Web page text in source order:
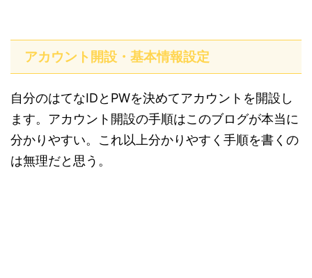
アカウント開設・基本情報設定
自分のはてなIDとPWを決めてアカウントを開設し
ます。アカウント開設の手順はこのブログが本当に
分かりやすい。これ以上分かりやすく手順を書くの
は無理だと思う。